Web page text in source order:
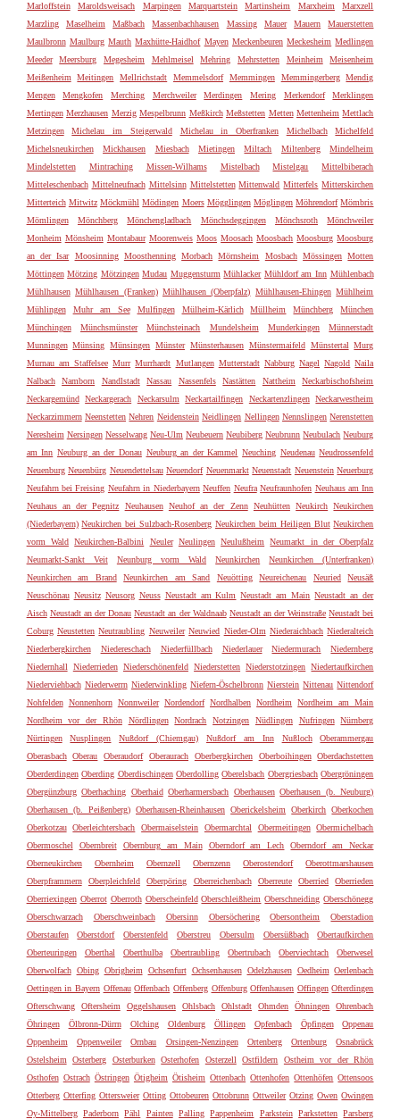
Marloffstein
Maroldsweisach Marpingen Marquartstein Martinsheim Marxheim
Marxzell
Marzling
Maselheim Maßbach Massenbachhausen Massing Mauer Mauern
Mauerstetten
Maulbronn Maulburg Mauth Maxhütte-Haidhof Mayen Meckenbeuren Meckesheim Medlingen
Meeder
Meersburg Megesheim Mehlmeisel Mehring Mehrstetten Meinheim
Meisenheim
Meißenheim
Meitingen Mellrichstadt Memmelsdorf Memmingen Memmingerberg
Mendig
Mengen
Mengkofen Merching Merchweiler Merdingen Mering Merkendorf
Merklingen
Mertingen Merzhausen Merzig Mespelbrunn Meßkirch Meßstetten Metten Mettenheim Mettlach
Metzingen
Michelau im Steigerwald Michelau in Oberfranken Michelbach
Michelfeld
Michelsneukirchen
Mickhausen Miesbach Mietingen Miltach Miltenberg
Mindelheim
Mindelstetten
Mintraching Missen-Wilhams Mistelbach Mistelgau
Mittelbiberach
Mitteleschenbach Mittelneufnach Mittelsinn Mittelstetten Mittenwald Mitterfels Mitterskirchen
Mitterteich Mitwitz Möckmühl Mödingen Moers Mögglingen Möglingen Möhrendorf Mömbris
Mömlingen
Mönchberg Mönchengladbach Mönchsdeggingen Mönchsroth
Mönchweiler
Monheim Mönsheim Montabaur Moorenweis Moos Moosach Moosbach Moosburg Moosburg
an der Isar
Moosinning Moosthenning Morbach Mörnsheim Mosbach Mössingen Motten
Möttingen Mötzing Mötzingen Mudau Muggensturm Mühlacker Mühldorf am Inn Mühlenbach
Mühlhausen Mühlhausen (Franken) Mühlhausen (Oberpfalz) Mühlhausen-Ehingen Mühlheim
Mühlingen
Muhr am See Mulfingen Mülheim-Kärlich Müllheim Münchberg
München
Münchingen
Münchsmünster Münchsteinach Mundelsheim Munderkingen
Münnerstadt
Munningen Münsing Münsingen Münster Münsterhausen Münstermaifeld Münstertal Murg
Murnau am Staffelsee Murr Murrhardt Mutlangen Mutterstadt Nabburg Nagel Nagold Naila
Nalbach
Namborn Nandlstadt Nassau Nassenfels Nastätten Nattheim
Neckarbischofsheim
Neckargemünd Neckargerach Neckarsulm Neckartailfingen Neckartenzlingen Neckarwestheim
Neckarzimmern Neenstetten Nehren Neidenstein Neidlingen Nellingen Nennslingen Nerenstetten
Neresheim Nersingen Nesselwang Neu-Ulm Neubeuern Neubiberg Neubrunn Neubulach Neuburg
am Inn Neuburg an der Donau Neuburg an der Kammel Neuching Neudenau Neudrossenfeld
Neuenburg Neuenbürg Neuendettelsau Neuendorf Neuenmarkt Neuenstadt Neuenstein Neuerburg
Neufahrn bei Freising Neufahrn in Niederbayern Neuffen Neufra Neufraunhofen Neuhaus am Inn
Neuhaus an der Pegnitz
Neuhausen Neuhof an der Zenn Neuhütten Neukirch Neukirchen
(Niederbayern) Neukirchen bei Sulzbach-Rosenberg Neukirchen beim Heiligen Blut Neukirchen
vorm Wald Neukirchen-Balbini Neuler Neulingen Neulußheim
Neumarkt in der Oberpfalz
Neumarkt-Sankt Veit
Neunburg vorm Wald Neunkirchen
Neunkirchen (Unterfranken)
Neunkirchen am Brand
Neunkirchen am Sand Neuötting Neureichenau Neuried
Neusäß
Neuschönau Neusitz Neusorg Neuss Neustadt am Kulm Neustadt am Main Neustadt an der
Aisch Neustadt an der Donau Neustadt an der Waldnaab Neustadt an der Weinstraße Neustadt bei
Coburg Neustetten Neutraubling Neuweiler Neuwied Nieder-Olm Niederaichbach Niederalteich
Niederbergkirchen
Niedereschach Niederfüllbach Niederlauer Niedermurach
Niedernberg
Niedernhall
Niederrieden Niederschönenfeld Niederstetten Niederstotzingen Niedertaufkirchen
Niederviehbach Niederwerrn Niederwinkling Niefern-Öschelbronn Nierstein Nittenau Nittendorf
Nohfelden Nonnenhorn Nonnweiler Nordendorf Nordhalben Nordheim
Nordheim am Main
Nordheim vor der Rhön
Nördlingen Nordrach Notzingen Nüdlingen Nufringen
Nürnberg
Nürtingen
Nusplingen Nußdorf (Chiemgau) Nußdorf am Inn Nußloch
Oberammergau
Oberasbach
Oberau Oberaudorf Oberaurach Oberbergkirchen Oberboihingen
Oberdachstetten
Oberderdingen Oberding Oberdischingen Oberdolling Oberelsbach Obergriesbach Obergröningen
Obergünzburg Oberhaching Oberhaid Oberharmersbach Oberhausen Oberhausen (b. Neuburg)
Oberhausen (b. Peißenberg) Oberhausen-Rheinhausen Oberickelsheim Oberkirch Oberkochen
Oberkotzau
Oberleichtersbach Obermaiselstein Obermarchtal Obermeitingen
Obermichelbach
Obermoschel
Obernbreit Obernburg am Main Oberndorf am Lech
Oberndorf am Neckar
Oberneukirchen
Obernheim Obernzell Obernzenn Oberostendorf
Oberottmarshausen
Oberpframmern
Oberpleichfeld Oberpöring Oberreichenbach Oberreute Oberried
Oberrieden
Oberriexingen Oberrot Oberroth Oberscheinfeld Oberschleißheim Oberschneiding Oberschönegg
Oberschwarzach
Oberschweinbach Obersinn Obersöchering Obersontheim
Oberstadion
Oberstaufen
Oberstdorf Oberstenfeld Oberstreu Obersulm Obersüßbach
Obertaufkirchen
Oberteuringen
Oberthal Oberthulba Obertraubling Obertrubach Oberviechtach
Oberwesel
Oberwolfach Obing Obrigheim Ochsenfurt Ochsenhausen Odelzhausen Oedheim Oerlenbach
Oettingen in Bayern Offenau Offenbach Offenberg Offenburg Offenhausen Offingen Ofterdingen
Ofterschwang
Oftersheim Oggelshausen Ohlsbach Ohlstadt Ohmden Öhningen
Ohrenbach
Öhringen
Ölbronn-Dürrn Olching Oldenburg Öllingen Opfenbach Öpfingen
Oppenau
Oppenheim
Oppenweiler Ornbau Orsingen-Nenzingen Ortenberg Ortenburg
Osnabrück
Ostelsheim
Osterberg Osterburken Osterhofen Osterzell Ostfildern
Ostheim vor der Rhön
Osthofen Ostrach Östringen Ötigheim Ötisheim Ottenbach Ottenhofen Ottenhöfen Ottensoos
Otterberg Otterfing Ottersweier Otting Ottobeuren Ottobrunn Ottweiler Otzing Owen Owingen
Oy-Mittelberg Paderborn Pähl Painten Palling Pappenheim Parkstein Parkstetten Parsberg